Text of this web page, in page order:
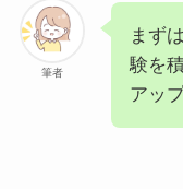
筆者
まず
験を
アッ